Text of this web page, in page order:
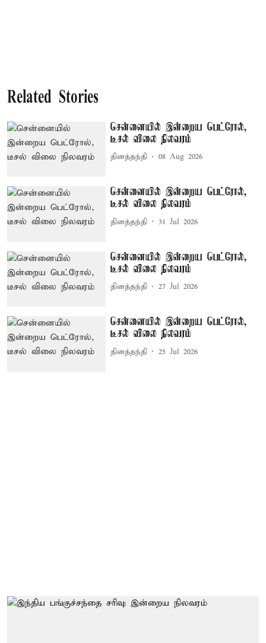
Related Stories
சென்னையில் இன்றைய பெட்ரோல்,
டீசல் விலை நிலவரம்
தினத்தந்தி 08 Aug 2026
சென்னையில் இன்றைய பெட்ரோல்,
டீசல் விலை நிலவரம்
தினத்தந்தி 31 Jul 2026
சென்னையில் இன்றைய பெட்ரோல்,
டீசல் விலை நிலவரம்
தினத்தந்தி 27 Jul 2026
சென்னையில் இன்றைய பெட்ரோல்,
டீசல் விலை நிலவரம்
தினத்தந்தி 25 Jul 2026